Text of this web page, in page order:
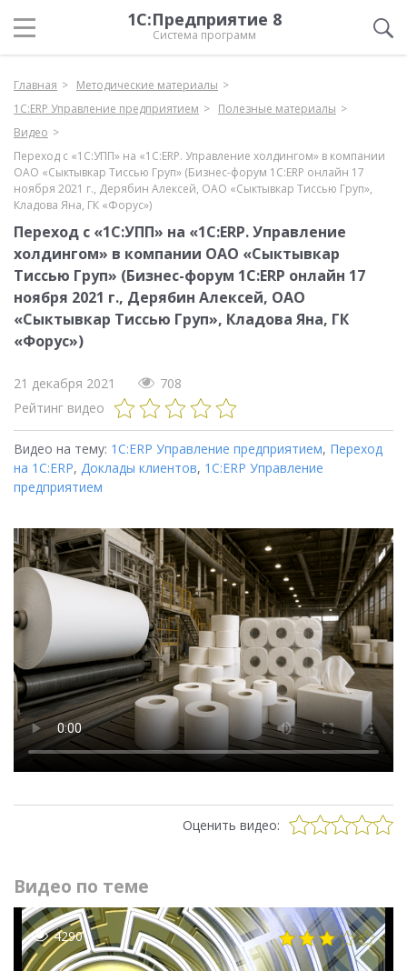
1С:Предприятие 8
Система программ
Главная
Методические материалы
1С:ERP Управление предприятием
Полезные материалы
Видео
Переход с «1С:УПП» на «1С:ERP. Управление холдингом» в компании
ОАО «Сыктывкар Тиссью Груп» (Бизнес-форум 1С:ERP онлайн 17
ноября 2021 г., Дерябин Алексей, ОАО «Сыктывкар Тиссью Груп»,
Кладова Яна, ГК «Форус»)
Переход с «1С:УПП» на «1С:ERP. Управление
холдингом» в компании ОАО «Сыктывкар
Тиссью Груп» (Бизнес-форум 1С:ERP онлайн 17
ноября 2021 г., Дерябин Алексей, ОАО
«Сыктывкар Тиссью Груп», Кладова Яна, ГК
«Форус»)
21 декабря 2021
708
Рейтинг видео
Видео на тему: 1С:ERP Управление предприятием, Переход
на 1C:ERP, Доклады клиентов, 1С:ERP Управление
предприятием
Оценить видео:
Видео по теме
4290